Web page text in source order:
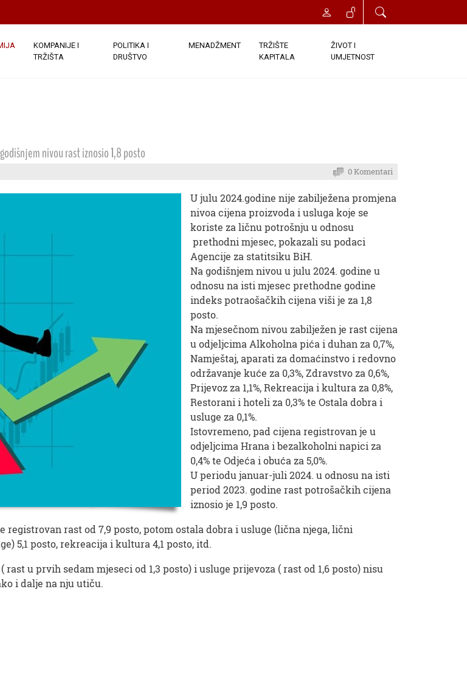
KOMPANIJE I
TRŽIŠTA
POLITIKA I
DRUŠTVO
MENADŽMENT
TRŽIŠTE
KAPITALA
ŽIVOT I
UMJETNOST
nivou rast iznosio 1,8 posto
0 Komentari
U julu 2024.godine nije zabilježena promjena
nivoa cijena proizvoda i usluga koje se
koriste za ličnu potrošnju u odnosu
prethodni mjesec, pokazali su podaci
Agencije za statitsiku BiH.
Na godišnjem nivou u julu 2024. godine u
odnosu na isti mjesec prethodne godine
indeks potraošačkih cijena viši je za 1,8
posto.
Na mjesečnom nivou zabilježen je rast cijena
u odjeljcima Alkoholna pića i duhan za 0,7%,
Namještaj, aparati za domaćinstvo i redovno
održavanje kuće za 0,3%, Zdravstvo za 0,6%,
Prijevoz za 1,1%, Rekreacija i kultura za 0,8%,
Restorani i hoteli za 0,3% te Ostala dobra i
usluge za 0,1%.
Istovremeno, pad cijena registrovan je u
odjeljcima Hrana i bezalkoholni napici za
0,4% te Odjeća i obuća za 5,0%.
U periodu januar-juli 2024. u odnosu na isti
period 2023. godine rast potrošačkih cijena
iznosio je 1,9 posto.
rast od 7,9 posto, potom ostala dobra i usluge (lična njega, lični
5,1 posto, rekreacija i kultura 4,1 posto, itd.
u prvih sedam mjeseci od 1,3 posto) i usluge prijevoza ( rast od 1,6 posto) nisu
i dalje na nju utiču.